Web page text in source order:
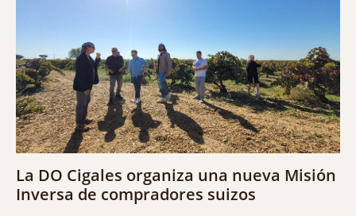
La DO Cigales organiza una nueva Misión
Inversa de compradores suizos